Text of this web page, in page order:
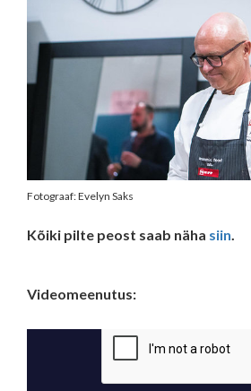
Fotograaf: Evelyn Saks
Kõiki pilte peost saab näha siin.
Videomeenutus: